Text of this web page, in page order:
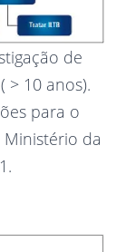
de
> 10 anos).
para o
da